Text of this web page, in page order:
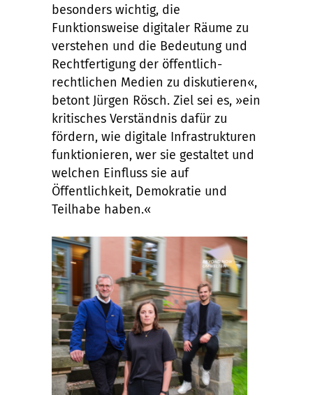
besonders wichtig, die
Funktionsweise digitaler Räume zu
verstehen und die Bedeutung und
Rechtfertigung der öffentlich-
rechtlichen Medien zu diskutieren«,
betont Jürgen Rösch. Ziel sei es, »ein
kritisches Verständnis dafür zu
fördern, wie digitale Infrastrukturen
funktionieren, wer sie gestaltet und
welchen Einfluss sie auf
Öffentlichkeit, Demokratie und
Teilhabe haben.«